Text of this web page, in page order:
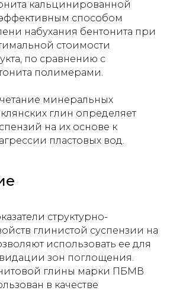
кальцинированной
способом
набухания бентонита при
стоимости
по сравнению с
полимерами.
минеральных
глин определяет
на их основе к
пластовых вод.
структурно-
глинистой суспензии на
использовать ее для
зон поглощения.
глины марки ПБМВ
в качестве